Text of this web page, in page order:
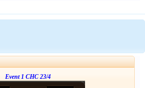
Event 1 CHC 23/4